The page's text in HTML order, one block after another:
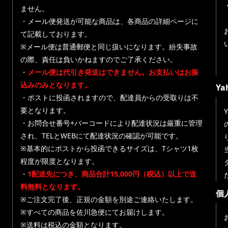
ません。
・メール便発送が可能な商品は、各商品の詳細ページに
て記載しております。
※メール便は普通郵便と同じ扱いになります。紛失事故
の際、責任は負いかねますのでご了承ください。
・ メール便は代引き発送はできません。お支払いはお振
込みのみとなります。
・ポストに投函されますので、配達員からの受取りは不
要となります。
・お問合せ番号+バーコードにより配達状況は厳重に管理
され、TELとWEBにて配達状況の確認が可能です。
※基本的にポストから投函できるサイズは、Tシャツ1枚
程度が限度となります。
・ 1配送先につき、商品合計15,000円（税込）以上で送
料無料となります。
※ご注文完了後、正規の金額を別途ご連絡いたします。
※すべての商品を佐川急便にてお届けします。
※送料は税込の金額となります。
個